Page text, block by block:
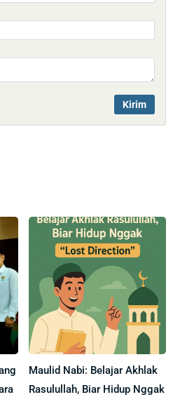
Maulid Nabi: Belajar Akhlak
Rasulullah, Biar Hidup Nggak